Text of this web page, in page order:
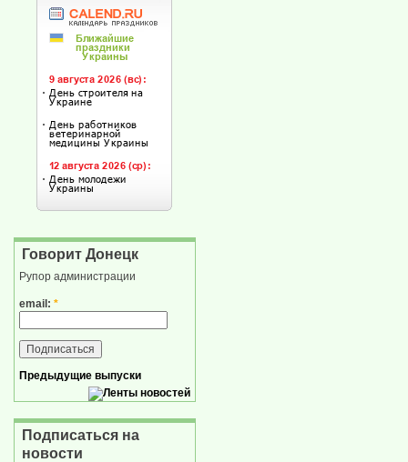
Говорит Донецк
Рупор администрации
email: *
Предыдущие выпуски
Подписаться на
новости